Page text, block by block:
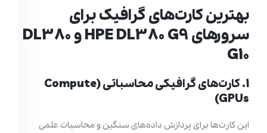
بهترین کارت‌های گرافیک برای
سرورهای HPE DL380 G9 و DL380
G10
1. کارت‌های گرافیکی محاسباتی (Compute
GPUs)
این کارت‌ها برای پردازش داده‌های سنگین و محاسبات علمی